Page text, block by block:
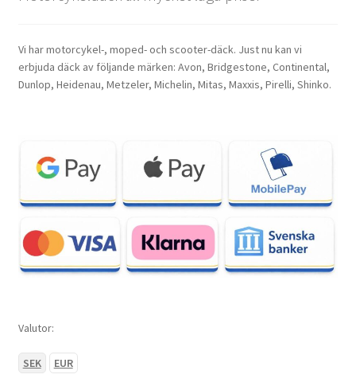
Vi har motorcykel-, moped- och scooter-däck. Just nu kan vi
erbjuda däck av följande märken: Avon, Bridgestone, Continental,
Dunlop, Heidenau, Metzeler, Michelin, Mitas, Maxxis, Pirelli, Shinko.
Valutor:
SEK EUR